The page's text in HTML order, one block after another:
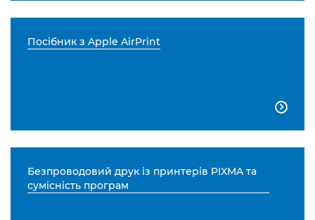
Посібник з Apple AirPrint

Безпроводовий друк із принтерів PIXMA та
сумісність програм